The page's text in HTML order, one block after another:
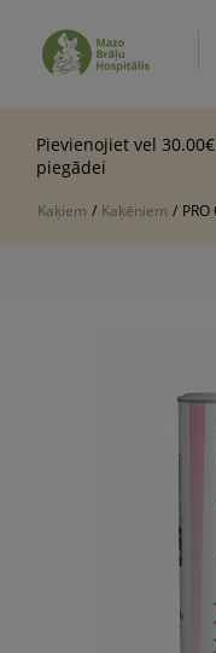
Pievienojiet vel
piegādei
Kaķiem / Kaķēniem /